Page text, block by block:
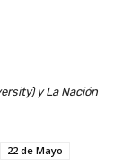
y La Nación
22 de Mayo